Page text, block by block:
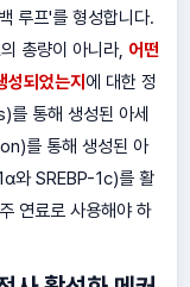
루프'를 형성합니다.
총량이 아니라, 어떤
되었는지 에 대한 정
통해 생성된 아세
를 통해 생성된 아
와 SREBP-1c)를 활
연료로 사용해야 하